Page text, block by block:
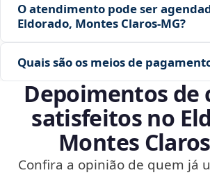
O atendimento pode ser
Eldorado, Montes Claros‑MG?
Quais são os meios de
Depoimentos de
satisfeitos no
Montes
Confira a opinião de quem já